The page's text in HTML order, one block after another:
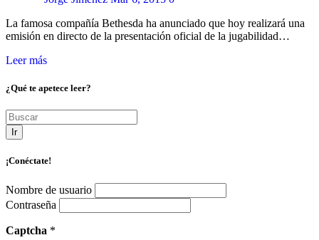
La famosa compañía Bethesda ha anunciado que hoy realizará una
emisión en directo de la presentación oficial de la jugabilidad…
Leer más
¿Qué te apetece leer?
Ir
¡Conéctate!
Nombre de usuario
Contraseña
Captcha *